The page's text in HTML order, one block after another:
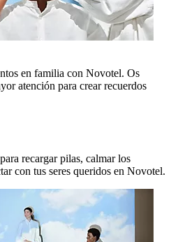
en familia con Novotel. Os
atención para crear recuerdos
recargar pilas, calmar los
con tus seres queridos en Novotel.